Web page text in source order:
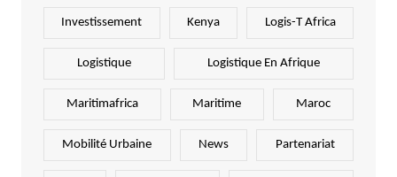
Investissement Kenya Logis-T Africa
Logistique Logistique En Afrique
Maritimafrica Maritime Maroc
Mobilité Urbaine News Partenariat